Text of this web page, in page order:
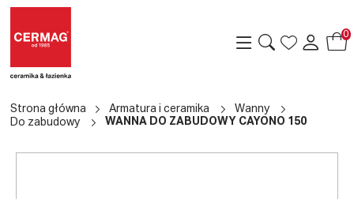
0
Strona główna Armatura i ceramika
Wanny
Do zabudowy
WANNA DO ZABUDOWY CAYONO 150